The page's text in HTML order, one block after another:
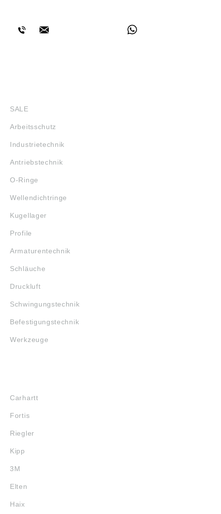
SALE
Arbeitsschutz
Industrietechnik
Antriebstechnik
O-Ringe
Wellendichtringe
Kugellager
Profile
Armaturentechnik
Schläuche
Druckluft
Schwingungstechnik
Befestigungstechnik
Werkzeuge
Carhartt
Fortis
Riegler
Kipp
3M
Elten
Haix